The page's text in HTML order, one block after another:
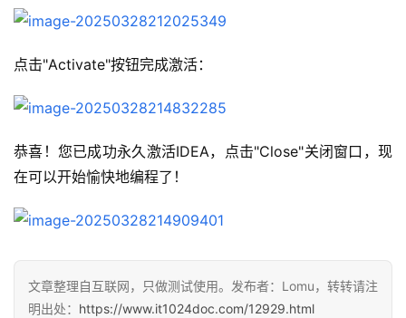
点击"Activate"按钮完成激活：
恭喜！您已成功永久激活IDEA，点击"Close"关闭窗口，现
在可以开始愉快地编程了！
文章整理自互联网，只做测试使用。发布者：Lomu，转转请注
明出处： https://www.it1024doc.com/12929.html